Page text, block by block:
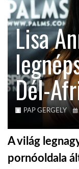
TROPICALMAGAZIN
GLOBOTV
AFRIKA TUDÁSTÁR
A NAP SZÉPE
LINKTR.EE
Lisa
Dél-
PAP GERGELY
A világ
pornóoldala